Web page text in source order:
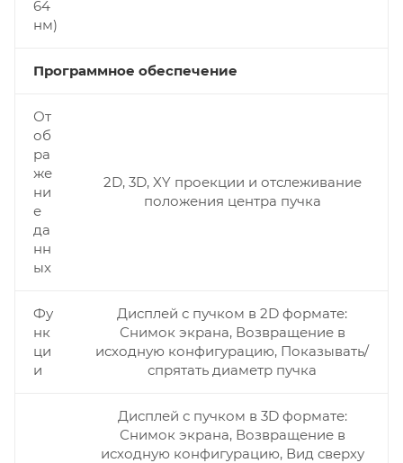
64
нм)
Программное обеспечение
От
об
ра
же
ни
е
да
нн
ых
2D, 3D, XY проекции и отслеживание
положения центра пучка
Фу
нк
ци
и
Дисплей с пучком в 2D формате:
Снимок экрана, Возвращение в
исходную конфигурацию, Показывать/
спрятать диаметр пучка
Дисплей с пучком в 3D формате:
Снимок экрана, Возвращение в
исходную конфигурацию, Вид сверху